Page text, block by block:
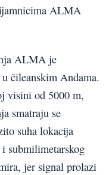
ALMA
ALMA je
čileanskim Andama.
visini od 5000 m,
smatraju se
suha lokacija
submilimetarskog
jer signal prolazi